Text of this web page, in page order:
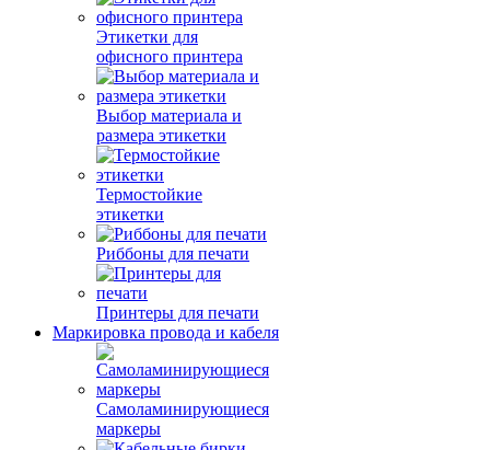
Этикетки для
офисного принтера
Выбор материала и
размера этикетки
Термостойкие
этикетки
Риббоны для печати
Принтеры для печати
Маркировка провода и кабеля
Самоламинирующиеся
маркеры